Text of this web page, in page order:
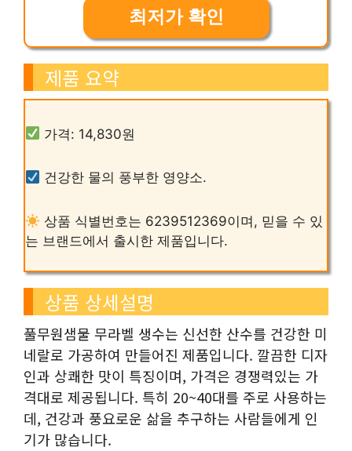
최저가 확인
제품 요약
가격: 14,830원
건강한 물의 풍부한 영양소.
상품 식별번호는 6239512369이며, 믿을 수 있
는 브랜드에서 출시한 제품입니다.
상품 상세설명
풀무원샘물 무라벨 생수는 신선한 산수를 건강한 미
네랄로 가공하여 만들어진 제품입니다. 깔끔한 디자
인과 상쾌한 맛이 특징이며, 가격은 경쟁력있는 가
격대로 제공됩니다. 특히 20~40대를 주로 사용하는
데, 건강과 풍요로운 삶을 추구하는 사람들에게 인
기가 많습니다.